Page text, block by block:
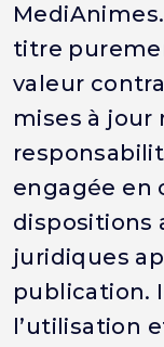
titre
valeur
mises à jour
engagée en
dispositions
juridiques
publication.
l’utilisation